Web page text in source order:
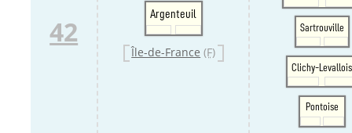
42
Argenteuil
Île-de-France (F)
Sartrouville
Clichy-Levallois
Pontoise